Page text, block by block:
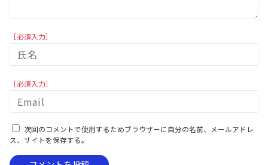
［必須入力］
［必須入力］
次回のコメントで使用するためブラウザーに自分の名前、メールアドレ
ス、サイトを保存する。